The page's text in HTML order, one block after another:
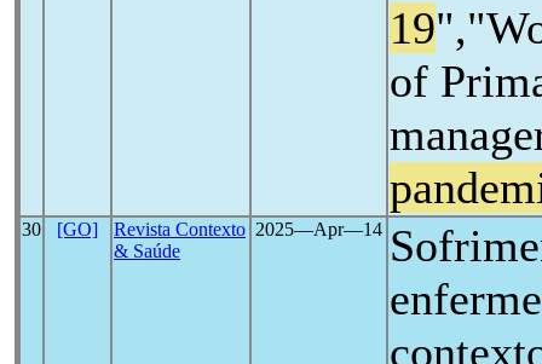
19
of
30 [GO]
Revista Contexto
& Saúde
2025―Apr―14